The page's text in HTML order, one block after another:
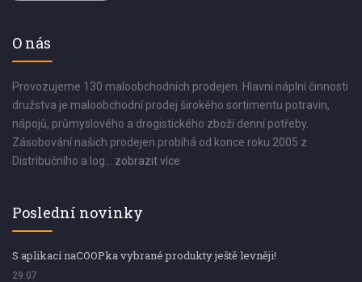
O nás
Provozujeme 130 maloobchodních prodejen. Hlavní náplní činnosti
družstva je maloobchodní prodej širokého sortimentu potravin,
nápojů, průmyslového a drogistického zboží denní potřeby.
Zásobování našich prodejen probíhá od konce roku 2005 z
Distribučního a log... zobrazit více
Poslední novinky
S aplikací naCOOPka vybrané produkty ještě levněji!
29.07